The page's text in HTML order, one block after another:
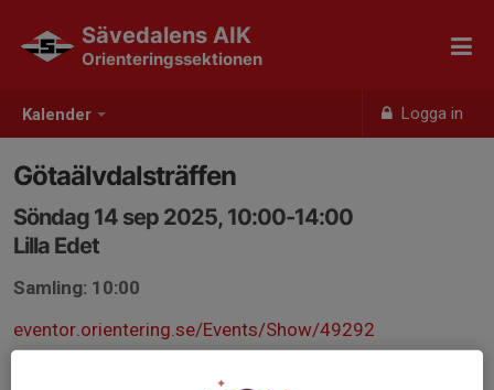
Kalender Logga in
Sävedalens AIK
Orienteringssektionen
Götaälvdalsträffen
Söndag 14 sep 2025, 10:00-14:00
Lilla Edet
Samling: 10:00
eventor.orientering.se/Events/Show/49292